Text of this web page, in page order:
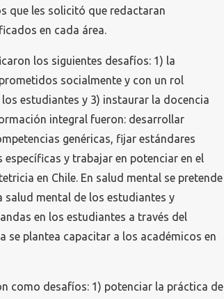
que les solicitó que redactaran
en cada área.
los siguientes desafíos: 1) la
socialmente y con un rol
estudiantes y 3) instaurar la docencia
integral fueron: desarrollar
genéricas, fijar estándares
y trabajar en potenciar en el
en Chile. En salud mental se pretende
mental de los estudiantes y
en los estudiantes a través del
se plantea capacitar a los académicos en
como desafíos: 1) potenciar la práctica de